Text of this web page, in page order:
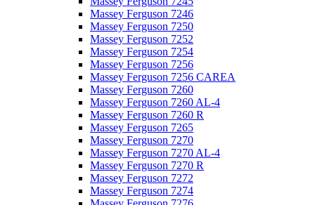
Massey Ferguson 7246
Massey Ferguson 7250
Massey Ferguson 7252
Massey Ferguson 7254
Massey Ferguson 7256
Massey Ferguson 7256 CAREA
Massey Ferguson 7260
Massey Ferguson 7260 AL-4
Massey Ferguson 7260 R
Massey Ferguson 7265
Massey Ferguson 7270
Massey Ferguson 7270 AL-4
Massey Ferguson 7270 R
Massey Ferguson 7272
Massey Ferguson 7274